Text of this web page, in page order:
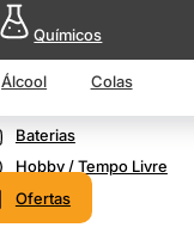
Químicos
Álcool Colas
Baterias
Hobby / Tempo Livre
Ofertas